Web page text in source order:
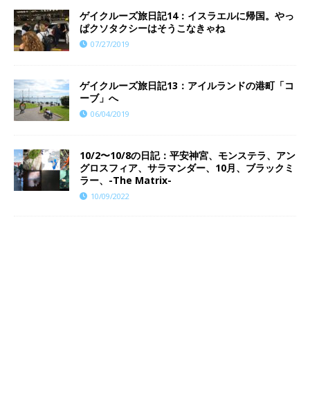
ゲイクルーズ旅日記14：イスラエルに帰国。やっ
ぱクソタクシーはそうこなきゃね
07/27/2019
ゲイクルーズ旅日記13：アイルランドの港町「コ
ーブ」へ
06/04/2019
10/2〜10/8の日記：平安神宮、モンステラ、アン
グロスフィア、サラマンダー、10月、ブラックミ
ラー、-The Matrix-
10/09/2022